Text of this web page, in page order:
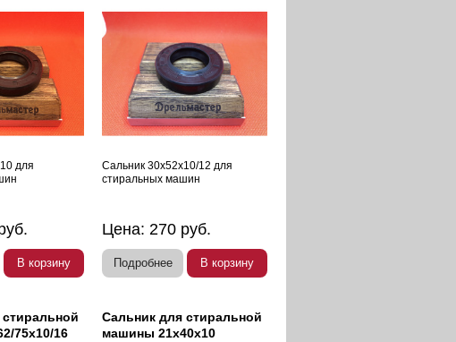
для
В корзину
Сальник 30х52х10/12 для
стиральных машин
Цена:270 руб.
Подробнее В корзину
75х10/16
Сальник для стиральной
машины 21х40х10